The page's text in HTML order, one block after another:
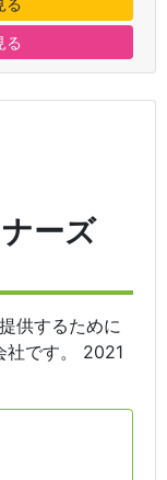
る
ーズ
供するために
社です。 2021